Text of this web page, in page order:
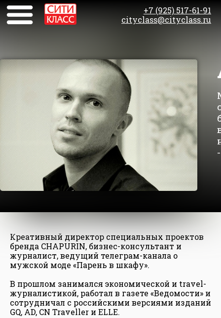
+7 (925) 517-61-91
cityclass@cityclass.ru
Креативный директор специальных проектов
бренда CHAPURIN, бизнес-консультант и
журналист, ведущий телеграм-канала о
мужской моде «Парень в шкафу».
В прошлом занимался экономической и travel-
журналистикой, работал в газете «Ведомости» и
сотрудничал с российскими версиями изданий
GQ, AD, CN Traveller и ELLE.